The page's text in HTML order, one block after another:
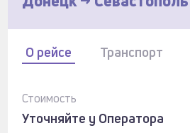
О рейсе Транспорт
Стоимость
Уточняйте у Оператора